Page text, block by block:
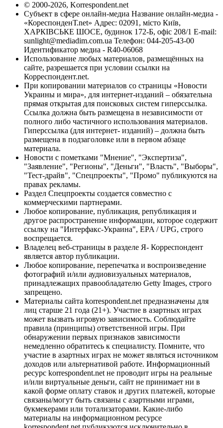
© 2000-2026, Korrespondent.net
Субъект в сфере онлайн-медиа Название онлайн-медиа -
«КореспонденТ.net» Адрес: 02091, місто Київ,
ХАРКІВСЬКЕ ШОСЕ, будинок 172-Б, офіс 208/1 E-mail:
sunlight@mediadim.com.ua Телефон: 044-205-43-00
Идентификатор медиа - R40-06068
Использование любых материалов, размещённых на
сайте, разрешается при условии ссылки на
Корреспондент.net.
При копировании материалов со страницы «Новости
Украины и мира», для интернет-изданий – обязательна
прямая открытая для поисковых систем гиперссылка.
Ссылка должна быть размещена в независимости от
полного либо частичного использования материалов.
Гиперссылка (для интернет- изданий) – должна быть
размещена в подзаголовке или в первом абзаце
материала.
Новости с пометками "Мнение", "Экспертиза",
"Заявление", "Регионы", "Деньги", "Власть", "Выборы",
"Тест-драйв", "Спецпроекты", "Промо" публикуются на
правах рекламы.
Раздел Спецпроекты создается совместно с
коммерческими партнерами.
Любое копирование, публикация, републикация и
другое распространение информации, которое содержит
ссылку на "Интерфакс-Украина", EPA / UPG, строго
воспрещается.
Владелец веб-страницы в разделе Я- Корреспондент
является автор публикации.
Любое копирование, перепечатка и воспроизведение
фотографий и/или аудиовизуальных материалов,
принадлежащих правообладателю Getty Images, строго
запрещено.
Материалы сайта korrespondent.net предназначены для
лиц старше 21 года (21+). Участие в азартных играх
может вызвать игровую зависимость. Соблюдайте
правила (принципы) ответственной игры. При
обнаружении первых признаков зависимости
немедленно обратитесь к специалисту. Помните, что
участие в азартных играх не может являться источником
доходов или альтернативой работе. Информационный
ресурс korrespondent.net не проводит игры на реальные
и/или виртуальные деньги, сайт не принимает ни в
какой форме оплату ставок и других платежей, которые
связаны/могут быть связаны с азартными играми,
букмекерами или тотализаторами. Какие-либо
материалы на информационном ресурсе